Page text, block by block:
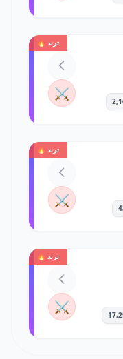
ترند 🔥
⚔️
ترند 🔥
⚔️
ترند 🔥
⚔️